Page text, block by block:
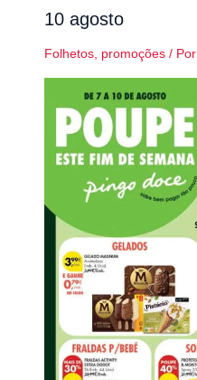
10 agosto
Folhetos, promoções/ Por